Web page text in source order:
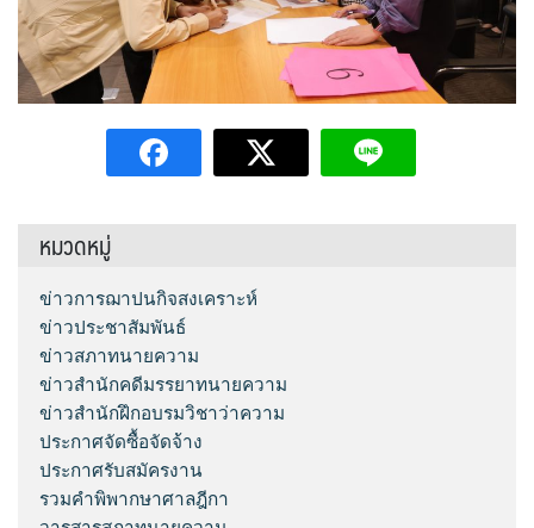
หมวดหมู่
ข่าวการฌาปนกิจสงเคราะห์
ข่าวประชาสัมพันธ์
ข่าวสภาทนายความ
ข่าวสำนักคดีมรรยาทนายความ
ข่าวสำนักฝึกอบรมวิชาว่าความ
ประกาศจัดซื้อจัดจ้าง
ประกาศรับสมัครงาน
รวมคำพิพากษาศาลฎีกา